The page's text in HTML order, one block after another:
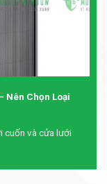
Nên Chọn Loại
cuốn và cửa lưới